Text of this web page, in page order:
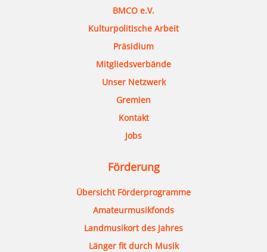
BMCO e.V.
Kulturpolitische Arbeit
Präsidium
Mitgliedsverbände
Unser Netzwerk
Gremien
Kontakt
Jobs
Förderung
Übersicht Förderprogramme
Amateurmusikfonds
Landmusikort des Jahres
Länger fit durch Musik